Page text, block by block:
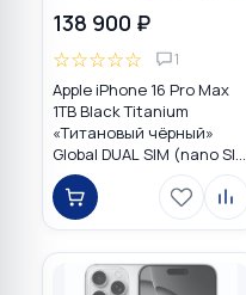
138 900 ₽
☆☆☆☆☆ 1
Apple iPhone 16 Pro Max
1TB Black Titanium
«Титановый чёрный»
Global DUAL SIM (nano SIM
+ eSIM)